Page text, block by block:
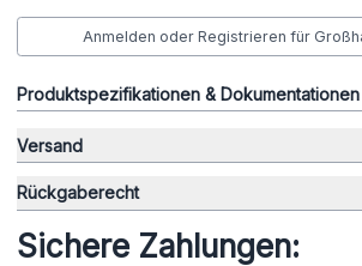
Anmelden oder Registrieren für
Produktspezifikationen & Dokumentationen
Versand
Rückgaberecht
Sichere Zahlungen: